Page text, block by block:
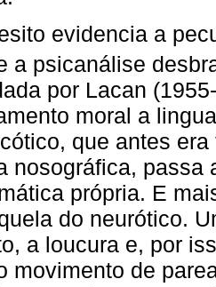
evidencia a
a psicanálise
por Lacan
moral a
que antes
nosográfica, passa
própria. E
do neurótico.
a loucura e, por
movimento de